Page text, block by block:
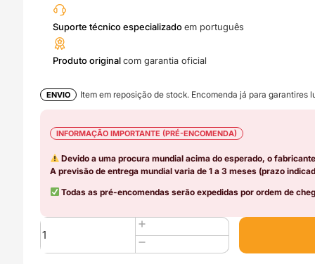
Suporte técnico especializadoem português
Produto originalcom garantia oficial
ENVIO Item em reposição de stock. Encomenda já para garantires
INFORMAÇÃO IMPORTANTE (PRÉ-ENCOMENDA)
Devido a uma procura mundial acima do esperado, o
A previsão de entrega mundial varia de 1 a 3 meses (prazo
Todas as pré-encomendas serão expedidas por ordem de
Quantidade
de
Heatbed